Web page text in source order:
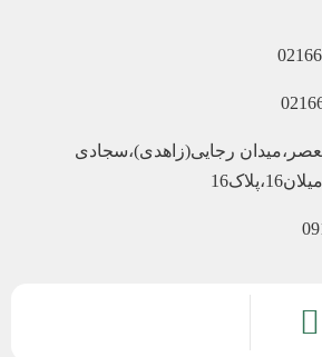
رجایی(زاهدی)،سجادی